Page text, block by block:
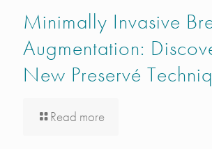
Minimally Invasive
Augmentation:
New Preservé
Read more